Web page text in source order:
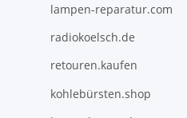
lampen-reparatur.com
radiokoelsch.de
retouren.kaufen
kohlebürsten.shop